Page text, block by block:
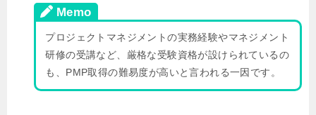
Memo
プロジェクトマネジメントの実務経験やマネジメント
研修の受講など、厳格な受験資格が設けられているの
も、PMP取得の難易度が高いと言われる一因です。